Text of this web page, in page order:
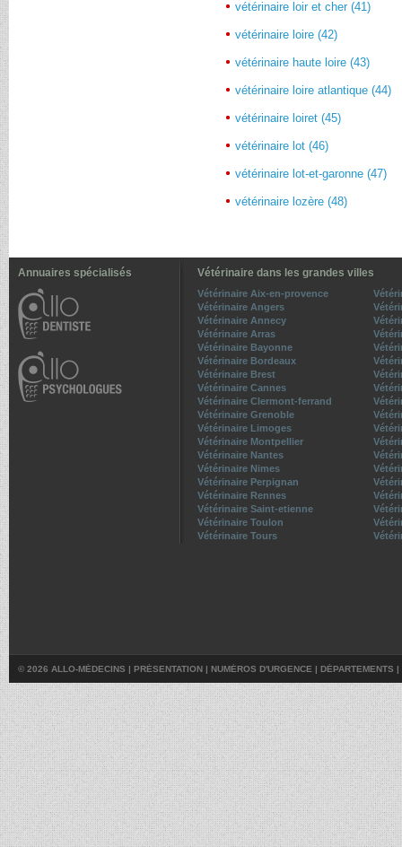
vétérinaire loir et cher (41)
vétérinaire loire (42)
vétérinaire haute loire (43)
vétérinaire loire atlantique (44)
vétérinaire loiret (45)
vétérinaire lot (46)
vétérinaire lot-et-garonne (47)
vétérinaire lozère (48)
Annuaires spécialisés Vétérinaire dans les grandes villes
Vétérinaire Aix-en-provence
Vétérinaire Angers
Vétérinaire Annecy
Vétérinaire Arras
Vétérinaire Bayonne
Vétérinaire Bordeaux
Vétérinaire Brest
Vétérinaire Cannes
Vétérinaire Clermont-ferrand
Vétérinaire Grenoble
Vétérinaire Limoges
Vétérinaire Montpellier
Vétérinaire Nantes
Vétérinaire Nimes
Vétérinaire Perpignan
Vétérinaire Rennes
Vétérinaire Saint-etienne
Vétérinaire Toulon
Vétérinaire Tours
© 2026 ALLO-MÉDECINS | PRÉSENTATION | NUMÉROS D'URGENCE | DÉPARTEMENTS |